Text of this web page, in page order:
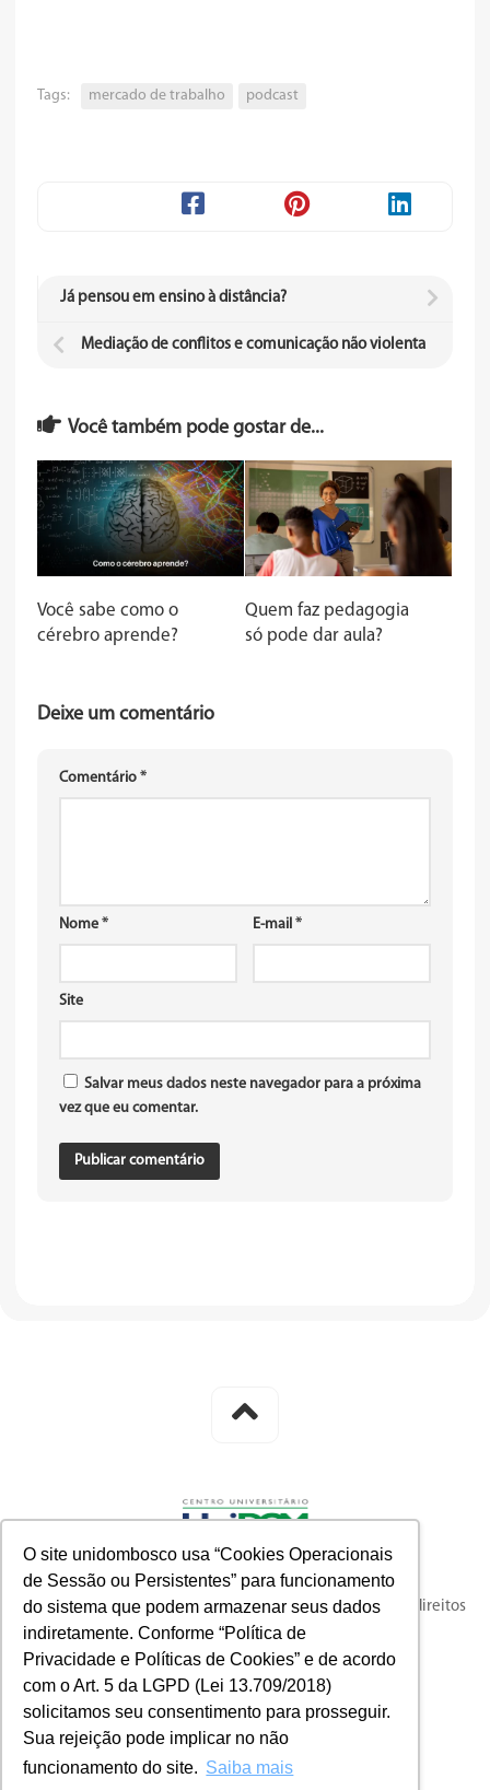
O site unidombosco usa “Cookies Operacionais
de Sessão ou Persistentes” para funcionamento
do sistema que podem armazenar seus dados
indiretamente. Conforme “Política de
Privacidade e Políticas de Cookies” e de acordo
com o Art. 5 da LGPD (Lei 13.709/2018)
solicitamos seu consentimento para prosseguir.
Sua rejeição pode implicar no não
funcionamento do site. Saiba mais
Tags: mercado de trabalho podcast
Já pensou em ensino à distância?
Mediação de conflitos e comunicação não violenta
Você também pode gostar de...
Você sabe como o
cérebro aprende?
Quem faz pedagogia
só pode dar aula?
Deixe um comentário
Comentário *
Nome * E-mail *
Site
Salvar meus dados neste navegador para a próxima
vez que eu comentar.
© 2023 knysna full-funnel customer acquisition. Todos os direitos
reservados.